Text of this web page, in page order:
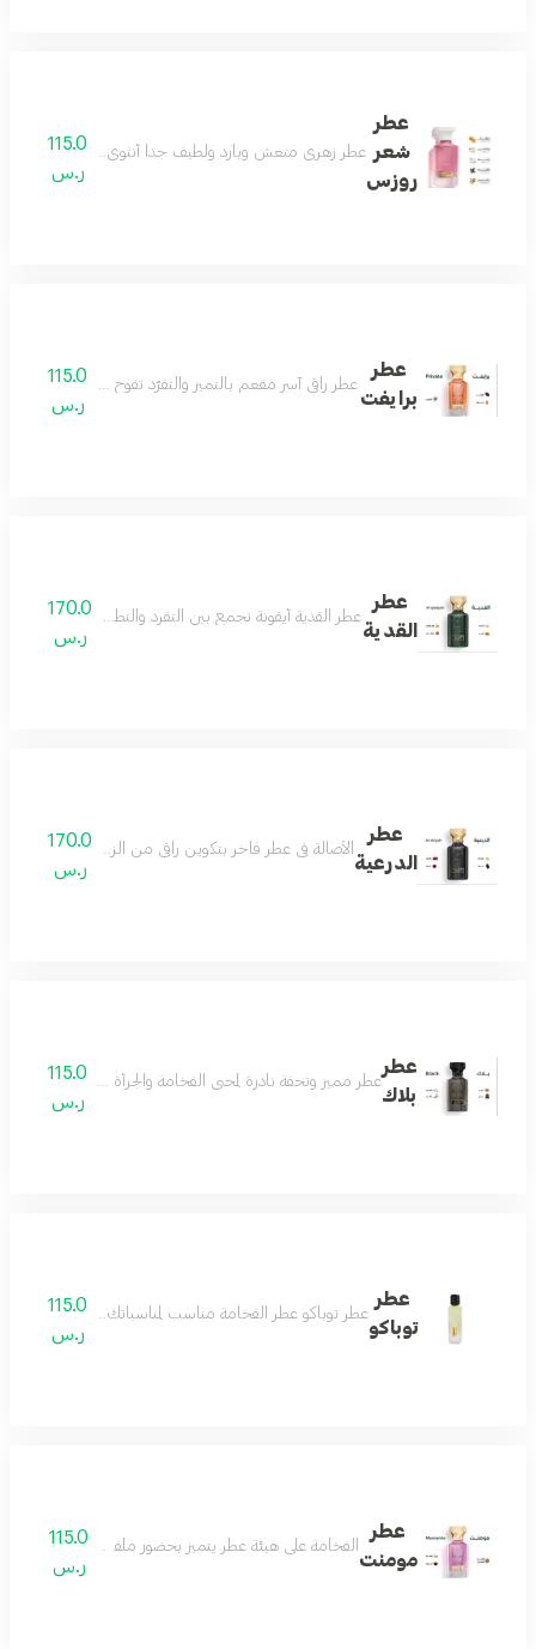
عطر
شعر
روزس
عطر زهري منعش وبارد ولطيف جداً أنثوي بامتياز عطر
115.0
ر.س
عطر
برايفت
عطر راقي آسر مفعم بالتميز والتفرّد تفوح منه رائحة
115.0
ر.س
عطر
القدية
عطر القدية أيقونة تجمع بين التفرد والتطور والجمال
170.0
ر.س
عطر
الدرعية
الأصالة في عطر فاخر بتكوين راقي من الزعفران والمسك
170.0
ر.س
عطر
بلاك
عطر مميز وتحفة نادرة لمحبي الفخامة والجرأة مزيج من رائحة
115.0
ر.س
عطر
توباكو
عطر توباكو عطر الفخامة مناسب لمناسباتك الفخمة يثبت
115.0
ر.س
عطر
مومنت
الفخامة على هيئة عطر يتميز بحضور ملفت وفوحان طاغي
115.0
ر.س